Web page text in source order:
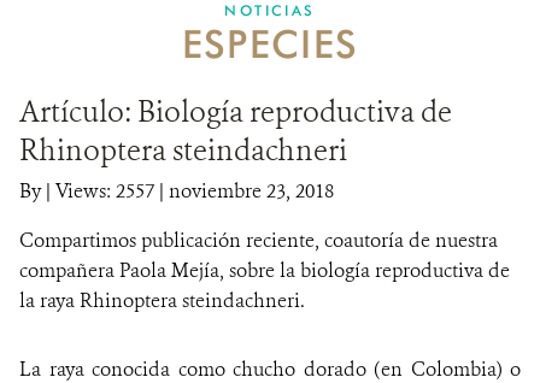
EJES ESTRATÉGICOS
AQUÍ TRABAJAMOS
LÍNEAS DE ACCIÓN
MICROSITIOS
NOTICIAS
PUBLICACIONES
NOTICIAS
ESPECIES
Artículo: Biología reproductiva de
Rhinoptera steindachneri
By| Views: 2557 | noviembre 23, 2018
Compartimos publicación reciente, coautoría de nuestra
compañera Paola Mejía, sobre la biología reproductiva de
la raya Rhinoptera steindachneri.
La raya conocida como chucho dorado (en Colombia) o